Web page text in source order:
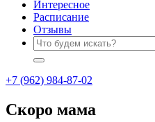
Интересное
Расписание
Отзывы
+7 (962) 984-87-02
Скоро мама